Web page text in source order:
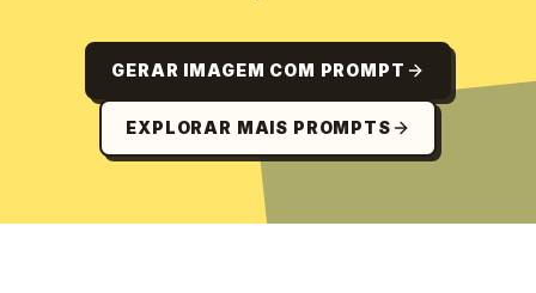
GERAR IMAGEM COM PROMPT
EXPLORAR MAIS PROMPTS